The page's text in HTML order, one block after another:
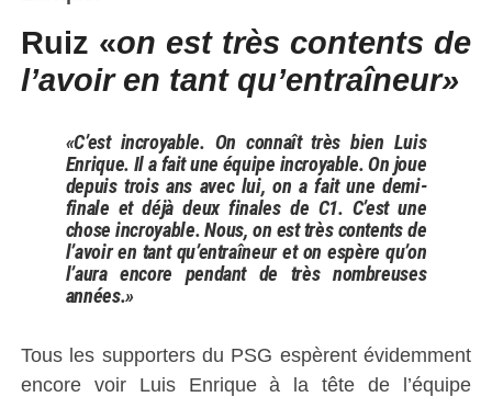
Ruiz «on est très contents de
l’avoir en tant qu’entraîneur»
«C’est incroyable. On connaît très bien Luis
Enrique. Il a fait une équipe incroyable. On joue
depuis trois ans avec lui, on a fait une demi-
finale et déjà deux finales de C1. C’est une
chose incroyable. Nous, on est très contents de
l’avoir en tant qu’entraîneur et on espère qu’on
l’aura encore pendant de très nombreuses
années.»
Tous les supporters du PSG espèrent évidemment
encore voir Luis Enrique à la tête de l’équipe